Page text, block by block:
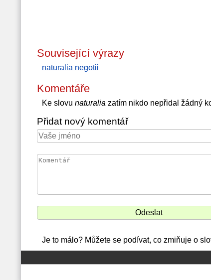
Související výrazy
naturalia negotii
Komentáře
Ke slovu naturalia zatím nikdo nepřidal žádný
Přidat nový komentář
Je to málo? Můžete se podívat, co zmiňuje o